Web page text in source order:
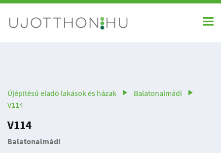
Újépítésű eladó lakások és házak
Balatonalmádi
V114
V114
Balatonalmádi